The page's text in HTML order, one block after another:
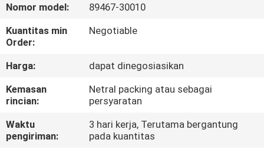
PABRIK
KUALITAS
KAMI
Nomor model:
89467-30010
Kuantitas min
Order:
Negotiable
Harga:
dapat dinegosiasikan
Kemasan
rincian:
Netral packing atau sebagai
persyaratan
Waktu
pengiriman:
3 hari kerja, Terutama bergantung
pada kuantitas